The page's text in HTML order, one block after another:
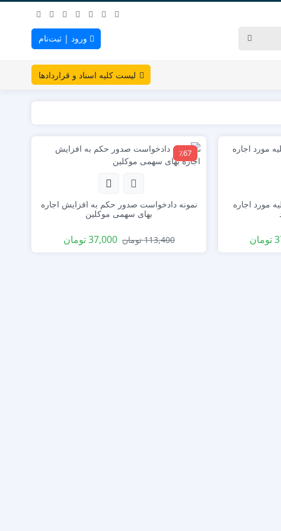
ورود | ثبت‌نام
لیست کلیه اسناد و قراردادها
مورد اجاره
تومان
٪67
نمونه دادخواست صدور حکم به افزایش اجاره
بهای سهمی موکلین
113,400 تومان 37,000 تومان